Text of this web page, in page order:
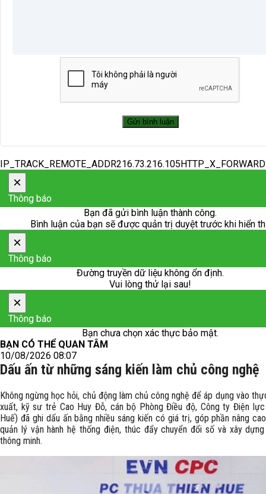
×
Thông báo
Bạn đã gửi bình luận thành công.
Bình luận của bạn sẽ được quản trị duyệt trước khi hiển
×
Thông báo
Đường truyền dữ liệu không ổn định.
Vui lòng thử lại sau!
×
Thông báo
Bạn chưa chọn xác thực bảo mật.
BẠN CÓ THỂ QUAN TÂM
10/08/2026 08:07
Dấu ấn từ những sáng kiến làm chủ công nghệ
Không ngừng học hỏi, chủ động làm chủ công nghệ để áp dụng vào
xuất, kỹ sư trẻ Cao Huy Đỗ, cán bộ Phòng Điều độ, Công ty Điện
Huế) đã ghi dấu ấn bằng nhiều sáng kiến có giá trị, góp phần nâng
quản lý vận hành hệ thống điện, thúc đẩy chuyển đổi số và xây
thông minh.